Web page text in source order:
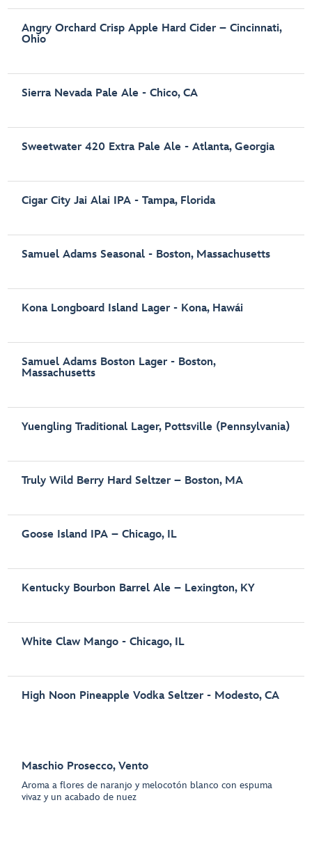
Angry Orchard Crisp Apple Hard Cider – Cincinnati,
Ohio
Sierra Nevada Pale Ale - Chico, CA
Sweetwater 420 Extra Pale Ale - Atlanta, Georgia
Cigar City Jai Alai IPA - Tampa, Florida
Samuel Adams Seasonal - Boston, Massachusetts
Kona Longboard Island Lager - Kona, Hawái
Samuel Adams Boston Lager - Boston,
Massachusetts
Yuengling Traditional Lager, Pottsville (Pennsylvania)
Truly Wild Berry Hard Seltzer – Boston, MA
Goose Island IPA – Chicago, IL
Kentucky Bourbon Barrel Ale – Lexington, KY
White Claw Mango - Chicago, IL
High Noon Pineapple Vodka Seltzer - Modesto, CA
Maschio Prosecco, Vento
Aroma a flores de naranjo y melocotón blanco con espuma
vivaz y un acabado de nuez